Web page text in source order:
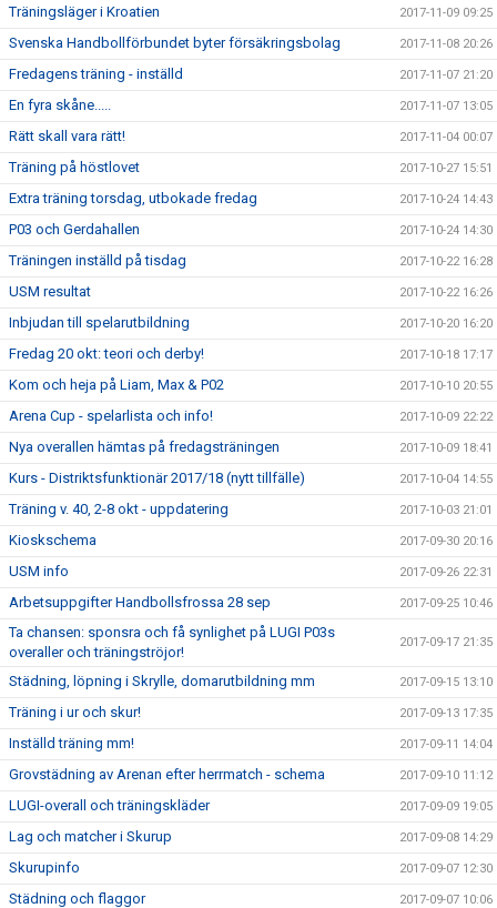
Träningsläger i Kroatien 2017-11-09 09:25
Svenska Handbollförbundet byter försäkringsbolag 2017-11-08 20:26
Fredagens träning - inställd 2017-11-07 21:20
En fyra skåne..... 2017-11-07 13:05
Rätt skall vara rätt! 2017-11-04 00:07
Träning på höstlovet 2017-10-27 15:51
Extra träning torsdag, utbokade fredag 2017-10-24 14:43
P03 och Gerdahallen 2017-10-24 14:30
Träningen inställd på tisdag 2017-10-22 16:28
USM resultat 2017-10-22 16:26
Inbjudan till spelarutbildning 2017-10-20 16:20
Fredag 20 okt: teori och derby! 2017-10-18 17:17
Kom och heja på Liam, Max & P02 2017-10-10 20:55
Arena Cup - spelarlista och info! 2017-10-09 22:22
Nya overallen hämtas på fredagsträningen 2017-10-09 18:41
Kurs - Distriktsfunktionär 2017/18 (nytt tillfälle) 2017-10-04 14:55
Träning v. 40, 2-8 okt - uppdatering 2017-10-03 21:01
Kioskschema 2017-09-30 20:16
USM info 2017-09-26 22:31
Arbetsuppgifter Handbollsfrossa 28 sep 2017-09-25 10:46
Ta chansen: sponsra och få synlighet på LUGI P03s
overaller och träningströjor!
2017-09-17 21:35
Städning, löpning i Skrylle, domarutbildning mm 2017-09-15 13:10
Träning i ur och skur! 2017-09-13 17:35
Inställd träning mm! 2017-09-11 14:04
Grovstädning av Arenan efter herrmatch - schema 2017-09-10 11:12
LUGI-overall och träningskläder 2017-09-09 19:05
Lag och matcher i Skurup 2017-09-08 14:29
Skurupinfo 2017-09-07 12:30
Städning och flaggor 2017-09-07 10:06